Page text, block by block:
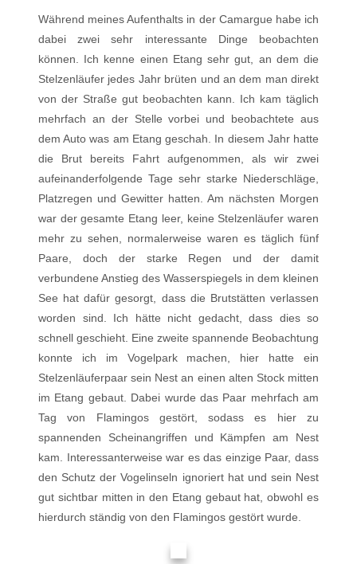
Während meines Aufenthalts in der Camargue habe ich
dabei zwei sehr interessante Dinge beobachten
können. Ich kenne einen Etang sehr gut, an dem die
Stelzenläufer jedes Jahr brüten und an dem man direkt
von der Straße gut beobachten kann. Ich kam täglich
mehrfach an der Stelle vorbei und beobachtete aus
dem Auto was am Etang geschah. In diesem Jahr hatte
die Brut bereits Fahrt aufgenommen, als wir zwei
aufeinanderfolgende Tage sehr starke Niederschläge,
Platzregen und Gewitter hatten. Am nächsten Morgen
war der gesamte Etang leer, keine Stelzenläufer waren
mehr zu sehen, normalerweise waren es täglich fünf
Paare, doch der starke Regen und der damit
verbundene Anstieg des Wasserspiegels in dem kleinen
See hat dafür gesorgt, dass die Brutstätten verlassen
worden sind. Ich hätte nicht gedacht, dass dies so
schnell geschieht. Eine zweite spannende Beobachtung
konnte ich im Vogelpark machen, hier hatte ein
Stelzenläuferpaar sein Nest an einen alten Stock mitten
im Etang gebaut. Dabei wurde das Paar mehrfach am
Tag von Flamingos gestört, sodass es hier zu
spannenden Scheinangriffen und Kämpfen am Nest
kam. Interessanterweise war es das einzige Paar, dass
den Schutz der Vogelinseln ignoriert hat und sein Nest
gut sichtbar mitten in den Etang gebaut hat, obwohl es
hierdurch ständig von den Flamingos gestört wurde.